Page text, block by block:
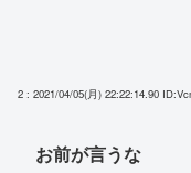
2 : 2021/04/05(月) 22:22:14.90
お前が言うな